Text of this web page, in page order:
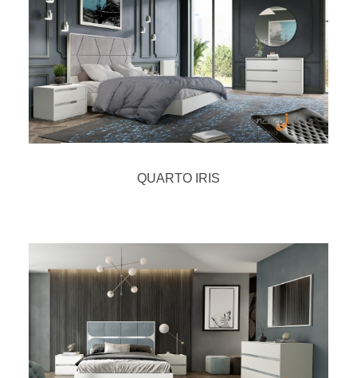
QUARTO IRIS